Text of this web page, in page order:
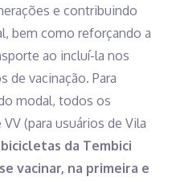
e contribuindo
bem como reforçando a
ao incluí-la nos
de vacinação. Para
modal, todos os
(para usuários de Vila
da Tembici
vacinar, na primeira e